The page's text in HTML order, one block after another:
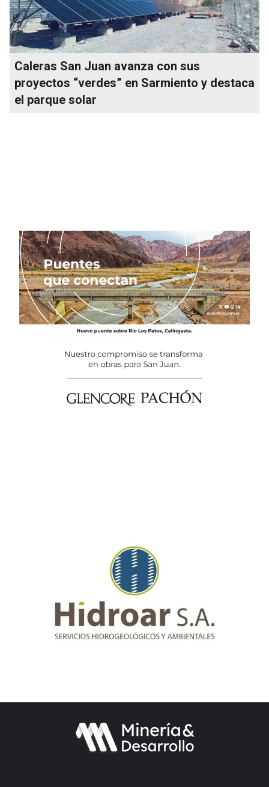
Caleras San Juan avanza con sus
proyectos “verdes” en Sarmiento y destaca
el parque solar